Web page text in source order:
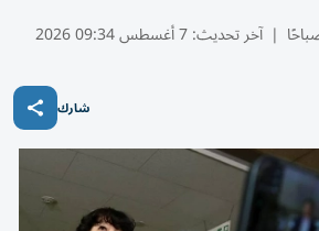
| آخر تحديث:7 أغسطس 09:34 2026
شارك